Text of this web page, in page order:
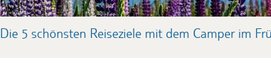
Die 5 schönsten Reiseziele mit dem Camper im